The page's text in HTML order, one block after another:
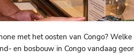
met het oosten van Congo?
en bosbouw in Congo vandaag